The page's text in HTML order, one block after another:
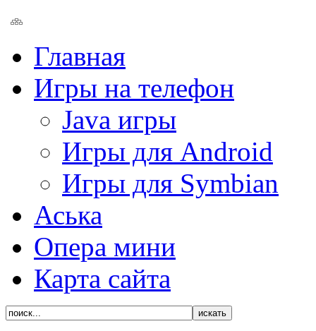
Главная
Игры на телефон
Java игры
Игры для Android
Игры для Symbian
Аська
Опера мини
Карта сайта